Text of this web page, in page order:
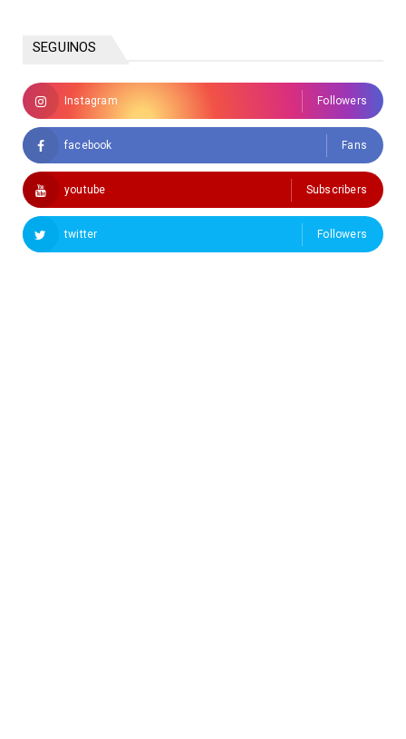
SEGUINOS
Instagram Followers
facebook Fans
youtube Subscribers
twitter Followers